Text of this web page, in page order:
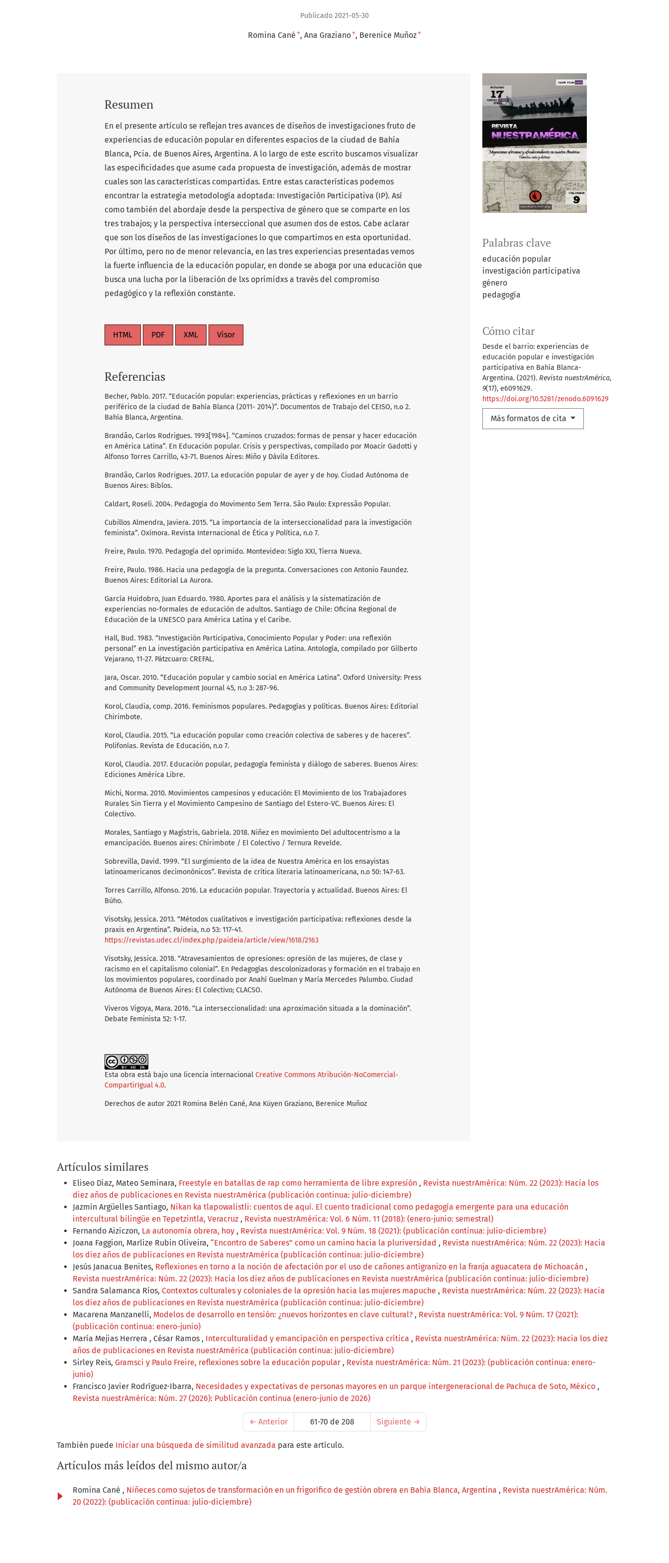
Publicado 2021-05-30
Romina Cané + Ana Graziano+ Berenice Muñoz+
Palabras clave
educación popular
investigación participativa
género
pedagogía
Cómo citar
Desde el barrio: experiencias de
educación popular e investigación
participativa en Bahía Blanca-
Argentina. (2021). Revista nuestrAmérica,
9(17), e6091629.
https://doi.org/10.5281/zenodo.6091629
Más formatos de cita
Resumen
En el presente artículo se reflejan tres avances de diseños de investigaciones fruto de
experiencias de educación popular en diferentes espacios de la ciudad de Bahía
Blanca, Pcia. de Buenos Aires, Argentina. A lo largo de este escrito buscamos visualizar
las especificidades que asume cada propuesta de investigación, además de mostrar
cuales son las características compartidas. Entre estas características podemos
encontrar la estrategia metodología adoptada: Investigación Participativa (IP). Así
como también del abordaje desde la perspectiva de género que se comparte en los
tres trabajos; y la perspectiva interseccional que asumen dos de estos. Cabe aclarar
que son los diseños de las investigaciones lo que compartimos en esta oportunidad.
Por último, pero no de menor relevancia, en las tres experiencias presentadas vemos
la fuerte influencia de la educación popular, en donde se aboga por una educación que
busca una lucha por la liberación de lxs oprimidxs a través del compromiso
pedagógico y la reflexión constante.
HTML PDF XML Visor
Referencias
Becher, Pablo. 2017. “Educación popular: experiencias, prácticas y reflexiones en un barrio
periférico de la ciudad de Bahía Blanca (2011- 2014)”. Documentos de Trabajo del CEISO, n.o 2.
Bahía Blanca, Argentina.
Brandão, Carlos Rodrigues. 1993[1984]. “Caminos cruzados: formas de pensar y hacer educación
en América Latina”. En Educación popular. Crisis y perspectivas, compilado por Moacir Gadotti y
Alfonso Torres Carrillo, 43-71. Buenos Aires: Miño y Dávila Editores.
Brandão, Carlos Rodrigues. 2017. La educación popular de ayer y de hoy. Ciudad Autónoma de
Buenos Aires: Biblos.
Caldart, Roseli. 2004. Pedagogia do Movimento Sem Terra. São Paulo: Expressão Popular.
Cubillos Almendra, Javiera. 2015. “La importancia de la interseccionalidad para la investigación
feminista”. Oxímora. Revista Internacional de Ética y Política, n.o 7.
Freire, Paulo. 1970. Pedagogía del oprimido. Montevideo: Siglo XXI, Tierra Nueva.
Freire, Paulo. 1986. Hacia una pedagogía de la pregunta. Conversaciones con Antonio Faundez.
Buenos Aires: Editorial La Aurora.
García Huidobro, Juan Eduardo. 1980. Aportes para el análisis y la sistematización de
experiencias no-formales de educación de adultos. Santiago de Chile: Oficina Regional de
Educación de la UNESCO para América Latina y el Caribe.
Hall, Bud. 1983. “Investigación Participativa, Conocimiento Popular y Poder: una reflexión
personal” en La investigación participativa en América Latina. Antología, compilado por Gilberto
Vejarano, 11-27. Pátzcuaro: CREFAL.
Jara, Oscar. 2010. “Educación popular y cambio social en América Latina”. Oxford University: Press
and Community Development Journal 45, n.o 3: 287-96.
Korol, Claudia, comp. 2016. Feminismos populares. Pedagogías y políticas. Buenos Aires: Editorial
Chirimbote.
Korol, Claudia. 2015. “La educación popular como creación colectiva de saberes y de haceres”.
Polifonías. Revista de Educación, n.o 7.
Korol, Claudia. 2017. Educación popular, pedagogía feminista y diálogo de saberes. Buenos Aires:
Ediciones América Libre.
Michi, Norma. 2010. Movimientos campesinos y educación: El Movimiento de los Trabajadores
Rurales Sin Tierra y el Movimiento Campesino de Santiago del Estero-VC. Buenos Aires: El
Colectivo.
Morales, Santiago y Magistris, Gabriela. 2018. Niñez en movimiento Del adultocentrismo a la
emancipación. Buenos aires: Chirimbote / El Colectivo / Ternura Revelde.
Sobrevilla, David. 1999. “El surgimiento de la idea de Nuestra América en los ensayistas
latinoamericanos decimonónicos”. Revista de crítica literaria latinoamericana, n.o 50: 147-63.
Torres Carrillo, Alfonso. 2016. La educación popular. Trayectoria y actualidad. Buenos Aires: El
Búho.
Visotsky, Jessica. 2013. “Métodos cualitativos e investigación participativa: reflexiones desde la
praxis en Argentina”. Paideia, n.o 53: 117-41.
https://revistas.udec.cl/index.php/paideia/article/view/1618/2163
Visotsky, Jessica. 2018. “Atravesamientos de opresiones: opresión de las mujeres, de clase y
racismo en el capitalismo colonial”. En Pedagogías descolonizadoras y formación en el trabajo en
los movimientos populares, coordinado por Anahí Guelman y María Mercedes Palumbo. Ciudad
Autónoma de Buenos Aires: El Colectivo; CLACSO.
Viveros Vigoya, Mara. 2016. “La interseccionalidad: una aproximación situada a la dominación”.
Debate Feminista 52: 1-17.
Esta obra está bajo una licencia internacional Creative Commons Atribución-NoComercial-
CompartirIgual 4.0.
Derechos de autor 2021 Romina Belén Cané, Ana Küyen Graziano, Berenice Muñoz
Artículos similares
Eliseo Diaz, Mateo Seminara, Freestyle en batallas de rap como herramienta de libre expresión , Revista nuestrAmérica: Núm. 22 (2023): Hacia los
diez años de publicaciones en Revista nuestrAmérica (publicación continua: julio-diciembre)
Jazmín Argüelles Santiago, Nikan ka tlapowalistli: cuentos de aquí. El cuento tradicional como pedagogía emergente para una educación
intercultural bilingüe en Tepetzintla, Veracruz , Revista nuestrAmérica: Vol. 6 Núm. 11 (2018): (enero-junio: semestral)
Fernando Aiziczon, La autonomía obrera, hoy , Revista nuestrAmérica: Vol. 9 Núm. 18 (2021): (publicación continua: julio-diciembre)
Joana Faggion, Marlize Rubin Oliveira, “Encontro de Saberes” como un camino hacia la pluriversidad , Revista nuestrAmérica: Núm. 22 (2023): Hacia
los diez años de publicaciones en Revista nuestrAmérica (publicación continua: julio-diciembre)
Jesús Janacua Benites, Reflexiones en torno a la noción de afectación por el uso de cañones antigranizo en la franja aguacatera de Michoacán ,
Revista nuestrAmérica: Núm. 22 (2023): Hacia los diez años de publicaciones en Revista nuestrAmérica (publicación continua: julio-diciembre)
Sandra Salamanca Ríos, Contextos culturales y coloniales de la opresión hacia las mujeres mapuche , Revista nuestrAmérica: Núm. 22 (2023): Hacia
los diez años de publicaciones en Revista nuestrAmérica (publicación continua: julio-diciembre)
Macarena Manzanelli, Modelos de desarrollo en tensión: ¿nuevos horizontes en clave cultural? , Revista nuestrAmérica: Vol. 9 Núm. 17 (2021):
(publicación continua: enero-junio)
María Mejias Herrera , César Ramos , Interculturalidad y emancipación en perspectiva crítica , Revista nuestrAmérica: Núm. 22 (2023): Hacia los diez
años de publicaciones en Revista nuestrAmérica (publicación continua: julio-diciembre)
Sirley Reis, Gramsci y Paulo Freire, reflexiones sobre la educación popular , Revista nuestrAmérica: Núm. 21 (2023): (publicación continua: enero-
junio)
Francisco Javier Rodríguez-Ibarra, Necesidades y expectativas de personas mayores en un parque intergeneracional de Pachuca de Soto, México ,
Revista nuestrAmérica: Núm. 27 (2026): Publicación continua (enero-junio de 2026)
← Anterior 61-70 de 208 Siguiente →
También puede Iniciar una búsqueda de similitud avanzada para este artículo.
Artículos más leídos del mismo autor/a
Romina Cané , Niñeces como sujetos de transformación en un frigorífico de gestión obrera en Bahía Blanca, Argentina , Revista nuestrAmérica: Núm.
20 (2022): (publicación continua: julio-diciembre)